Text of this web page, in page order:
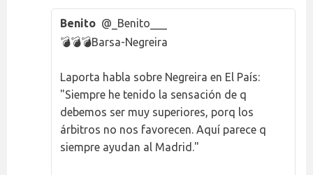
Benito @_Benito___
💣💣💣Barsa-Negreira
Laporta habla sobre Negreira en El País:
"Siempre he tenido la sensación de q
debemos ser muy superiores, porq los
árbitros no nos favorecen. Aquí parece q
siempre ayudan al Madrid."